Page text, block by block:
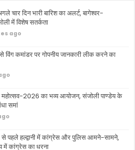
चार दिन भारी बारिश का अलर्ट, बागेश्वर-
में विशेष सतर्कता
ago
विंग कमांडर पर गोपनीय जानकारी लीक करने का
2026 का भव्य आयोजन, संजोली पाण्डेय के
समां
पहले हल्द्वानी में कांग्रेस और पुलिस आमने-सामने,
में कांग्रेस का धरना